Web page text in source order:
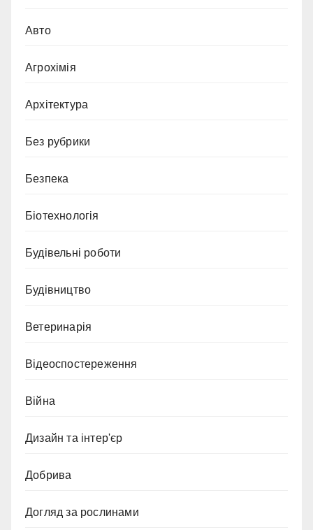
Авто
Агрохімія
Архітектура
Без рубрики
Безпека
Біотехнологія
Будівельні роботи
Будівництво
Ветеринарія
Відеоспостереження
Війна
Дизайн та інтер'єр
Добрива
Догляд за рослинами